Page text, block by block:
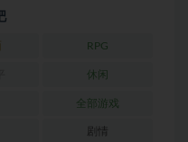
RPG
休闲
全部游戏
剧情